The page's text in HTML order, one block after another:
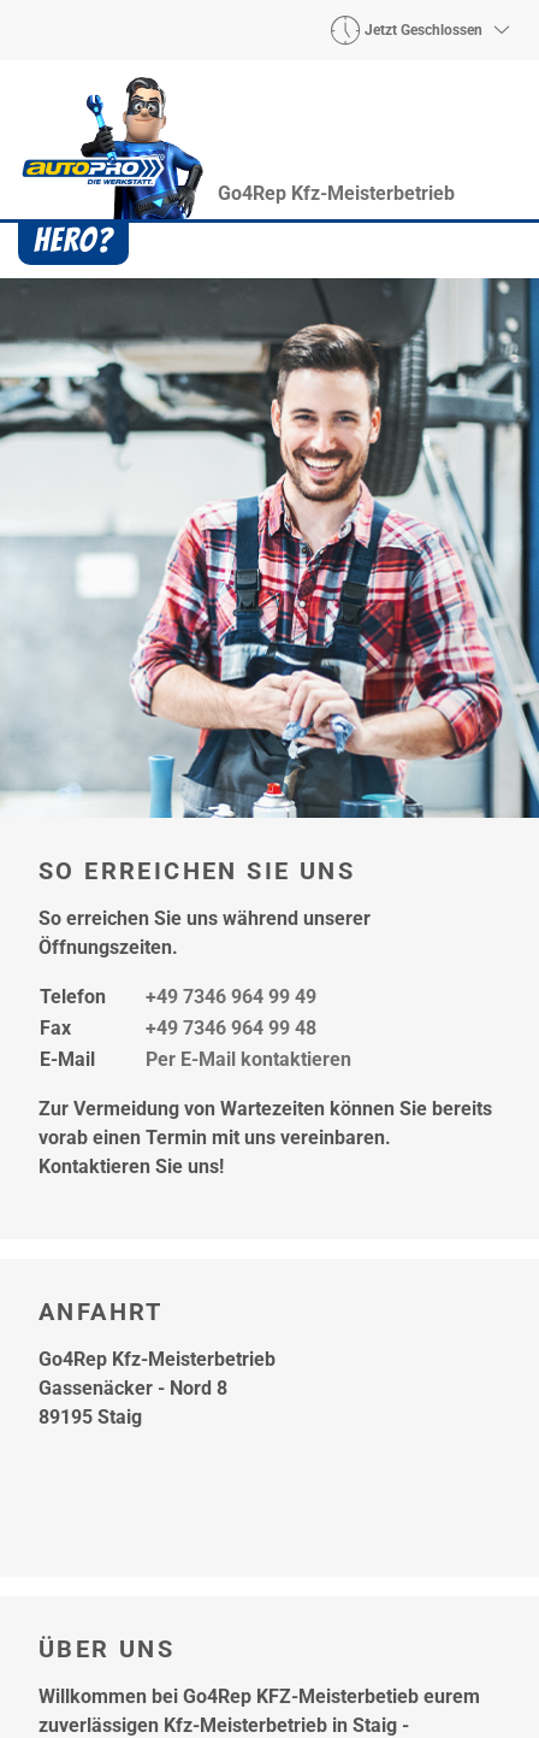
Jetzt Geschlossen
Go4Rep Kfz-Meisterbetrieb
Heroes? Findet man bei uns!
Wie auch wir bringen Handmaker Herby, Rollin‘
Robby und Engineering Esy mit ihrer Superpower
jeden Wagen wieder auf die Bahn.
hier
SO ERREICHEN SIE UNS
So erreichen Sie uns während unserer
Öffnungszeiten.
Telefon
+49 7346 964 99 49
Fax
+49 7346 964 99 48
E-Mail
Per E-Mail kontaktieren
Zur Vermeidung von Wartezeiten können Sie bereits
vorab einen Termin mit uns vereinbaren.
Kontaktieren Sie uns!
ANFAHRT
Go4Rep Kfz-Meisterbetrieb
Gassenäcker - Nord 8
89195 Staig
ÜBER UNS
Willkommen bei Go4Rep KFZ-Meisterbetieb eurem
zuverlässigen Kfz-Meisterbetrieb in Staig -